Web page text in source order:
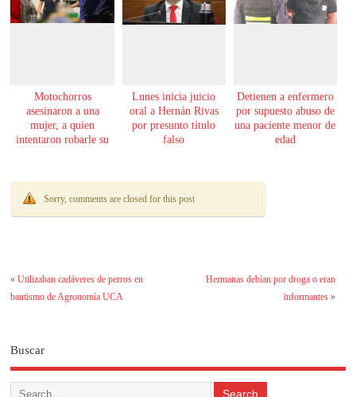
Motochorros
asesinaron a una
mujer, a quien
intentaron robarle su
Lunes inicia juicio
oral a Hernán Rivas
por presunto título
falso
Detienen a enfermero
por supuesto abuso de
una paciente menor de
edad
Sorry, comments are closed for this post
«Utilizaban cadáveres de perros en
bautismo de Agronomía UCA
Hermanas debían por droga o eran
informantes»
Buscar